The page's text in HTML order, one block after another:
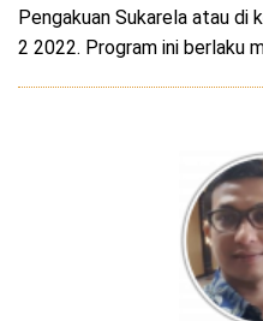
Pengakuan Sukarela atau di
2 2022. Program ini berlaku